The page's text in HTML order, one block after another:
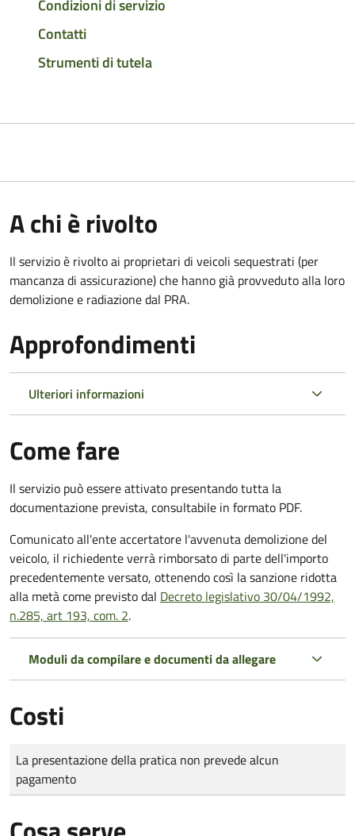
Condizioni di servizio
Contatti
Strumenti di tutela
A chi è rivolto
Il servizio è rivolto ai proprietari di veicoli sequestrati (per
mancanza di assicurazione) che hanno già provveduto alla loro
demolizione e radiazione dal PRA.
Approfondimenti
Ulteriori informazioni
Come fare
Il servizio può essere attivato presentando tutta la
documentazione prevista, consultabile in formato PDF.
Comunicato all'ente accertatore l'avvenuta demolizione del
veicolo, il richiedente verrà rimborsato di parte dell'importo
precedentemente versato, ottenendo così la sanzione ridotta
alla metà come previsto dal Decreto legislativo 30/04/1992,
n.285, art 193, com. 2.
Moduli da compilare e documenti da allegare
Costi
Tipo di pagamento
Importo
La presentazione della pratica non prevede alcun
pagamento